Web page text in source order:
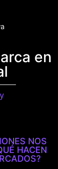
en
NOS
HACEN